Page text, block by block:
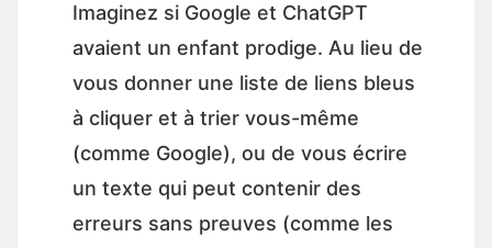
Imaginez si Google et ChatGPT
avaient un enfant prodige. Au lieu de
vous donner une liste de liens bleus
à cliquer et à trier vous-même
(comme Google), ou de vous écrire
un texte qui peut contenir des
erreurs sans preuves (comme les